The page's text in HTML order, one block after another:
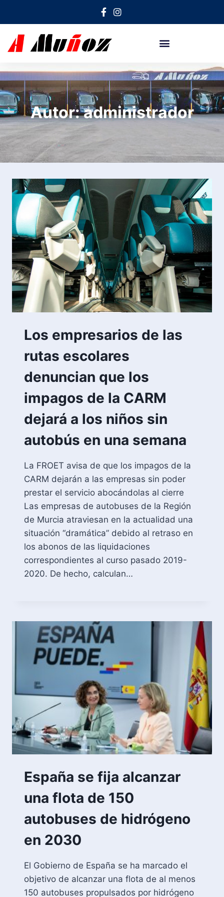
Autor: administrador
Los empresarios de las
rutas escolares
denuncian que los
impagos de la CARM
dejará a los niños sin
autobús en una semana
La FROET avisa de que los impagos de la
CARM dejarán a las empresas sin poder
prestar el servicio abocándolas al cierre
Las empresas de autobuses de la Región
de Murcia atraviesan en la actualidad una
situación “dramática” debido al retraso en
los abonos de las liquidaciones
correspondientes al curso pasado 2019-
2020. De hecho, calculan…
España se fija alcanzar
una flota de 150
autobuses de hidrógeno
en 2030
El Gobierno de España se ha marcado el
objetivo de alcanzar una flota de al menos
150 autobuses propulsados por hidrógeno